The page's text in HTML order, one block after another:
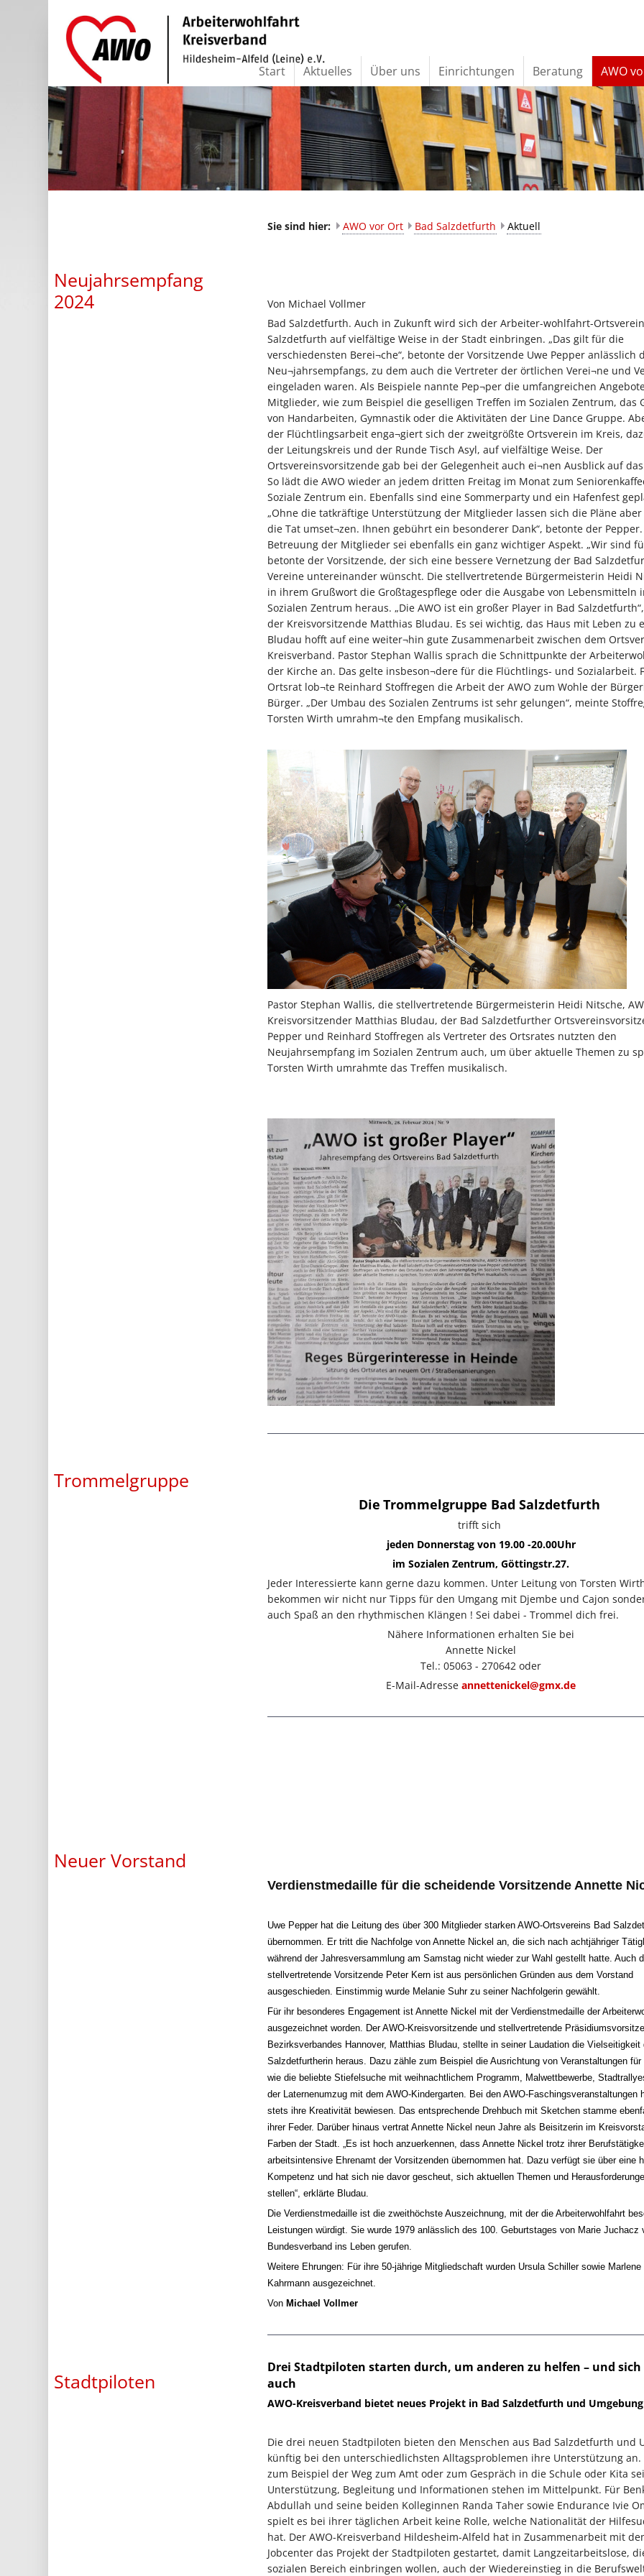
Sie sind hier: AWO vor Ort Bad Salzdetfurth Aktuell
Neujahrsempfang
2024
Von Michael Vollmer
Bad Salzdetfurth. Auch in Zukunft wird sich der Arbeiter-wohlfahrt-
Salzdetfurth auf vielfältige Weise in der Stadt einbringen. „Das gilt für die
verschiedensten Berei¬che“, betonte der Vorsitzende Uwe Pepper anlässlich
Neu¬jahrsempfangs, zu dem auch die Vertreter der örtlichen Verei¬ne und
eingeladen waren. Als Beispiele nannte Pep¬per die umfangreichen
Mitglieder, wie zum Beispiel die geselligen Treffen im Sozialen Zentrum, das
von Handarbeiten, Gymnastik oder die Aktivitäten der Line Dance Gruppe.
der Flüchtlingsarbeit enga¬giert sich der zweitgrößte Ortsverein im Kreis,
der Leitungskreis und der Runde Tisch Asyl, auf vielfältige Weise. Der
Ortsvereinsvorsitzende gab bei der Gelegenheit auch ei¬nen Ausblick auf das
So lädt die AWO wieder an jedem dritten Freitag im Monat zum
Soziale Zentrum ein. Ebenfalls sind eine Sommerparty und ein Hafenfest
„Ohne die tatkräftige Unterstützung der Mitglieder lassen sich die Pläne
die Tat umset¬zen. Ihnen gebührt ein besonderer Dank“, betonte der
Betreuung der Mitglieder sei ebenfalls ein ganz wichtiger Aspekt. „Wir sind
betonte der Vorsitzende, der sich eine bessere Vernetzung der Bad
Vereine untereinander wünscht. Die stellvertretende Bürgermeisterin Heidi
in ihrem Grußwort die Großtagespflege oder die Ausgabe von Lebensmitteln
Sozialen Zentrum heraus. „Die AWO ist ein großer Player in Bad
der Kreisvorsitzende Matthias Bludau. Es sei wichtig, das Haus mit Leben zu
Bludau hofft auf eine weiter¬hin gute Zusammenarbeit zwischen dem
Kreisverband. Pastor Stephan Wallis sprach die Schnittpunkte der
der Kirche an. Das gelte insbeson¬dere für die Flüchtlings- und Sozialarbeit.
Ortsrat lob¬te Reinhard Stoffregen die Arbeit der AWO zum Wohle der
Bürger. „Der Umbau des Sozialen Zentrums ist sehr gelungen“, meinte
Torsten Wirth umrahm¬te den Empfang musikalisch.
Pastor Stephan Wallis, die stellvertretende Bürgermeisterin Heidi Nitsche,
Kreisvorsitzender Matthias Bludau, der Bad Salzdetfurther
Pepper und Reinhard Stoffregen als Vertreter des Ortsrates nutzten den
Neujahrsempfang im Sozialen Zentrum auch, um über aktuelle Themen zu
Torsten Wirth umrahmte das Treffen musikalisch.
Trommelgruppe
Die Trommelgruppe Bad Salzdetfurth
trifft sich
jeden Donnerstag von 19.00 -20.00Uhr
im Sozialen Zentrum, Göttingstr.27.
Jeder Interessierte kann gerne dazu kommen. Unter Leitung von Torsten
bekommen wir nicht nur Tipps für den Umgang mit Djembe und Cajon
auch Spaß an den rhythmischen Klängen ! Sei dabei - Trommel dich frei.
Nähere Informationen erhalten Sie bei
Annette Nickel
Tel.: 05063 - 270642 oder
E-Mail-Adresse annettenickel@gmx.de
Neuer Vorstand
Verdienstmedaille für die scheidende Vorsitzende Annette
Uwe Pepper hat die Leitung des über 300 Mitglieder starken AWO-Ortsvereins Bad
übernommen. Er tritt die Nachfolge von Annette Nickel an, die sich nach achtjähriger
während der Jahresversammlung am Samstag nicht wieder zur Wahl gestellt hatte. Auch
stellvertretende Vorsitzende Peter Kern ist aus persönlichen Gründen aus dem Vorstand
ausgeschieden. Einstimmig wurde Melanie Suhr zu seiner Nachfolgerin gewählt.
Für ihr besonderes Engagement ist Annette Nickel mit der Verdienstmedaille der
ausgezeichnet worden. Der AWO-Kreisvorsitzende und stellvertretende
Bezirksverbandes Hannover, Matthias Bludau, stellte in seiner Laudation die Vielseitigkeit
Salzdetfurtherin heraus. Dazu zähle zum Beispiel die Ausrichtung von Veranstaltungen für
wie die beliebte Stiefelsuche mit weihnachtlichem Programm, Malwettbewerbe,
der Laternenumzug mit dem AWO-Kindergarten. Bei den AWO-Faschingsveranstaltungen
stets ihre Kreativität bewiesen. Das entsprechende Drehbuch mit Sketchen stamme
ihrer Feder. Darüber hinaus vertrat Annette Nickel neun Jahre als Beisitzerin im
Farben der Stadt. „Es ist hoch anzuerkennen, dass Annette Nickel trotz ihrer
arbeitsintensive Ehrenamt der Vorsitzenden übernommen hat. Dazu verfügt sie über eine
Kompetenz und hat sich nie davor gescheut, sich aktuellen Themen und
stellen“, erklärte Bludau.
Die Verdienstmedaille ist die zweithöchste Auszeichnung, mit der die Arbeiterwohlfahrt
Leistungen würdigt. Sie wurde 1979 anlässlich des 100. Geburtstages von Marie Juchacz
Bundesverband ins Leben gerufen.
Weitere Ehrungen: Für ihre 50-jährige Mitgliedschaft wurden Ursula Schiller sowie Marlene
Kahrmann ausgezeichnet.
Von Michael Vollmer
Stadtpiloten
Drei Stadtpiloten starten durch, um anderen zu helfen – und sich
auch
AWO-Kreisverband bietet neues Projekt in Bad Salzdetfurth und
Die drei neuen Stadtpiloten bieten den Menschen aus Bad Salzdetfurth und
künftig bei den unterschiedlichsten Alltagsproblemen ihre Unterstützung an.
zum Beispiel der Weg zum Amt oder zum Gespräch in die Schule oder Kita
Unterstützung, Begleitung und Informationen stehen im Mittelpunkt. Für
Abdullah und seine beiden Kolleginnen Randa Taher sowie Endurance Ivie
spielt es bei ihrer täglichen Arbeit keine Rolle, welche Nationalität der
hat. Der AWO-Kreisverband Hildesheim-Alfeld hat in Zusammenarbeit mit
Jobcenter das Projekt der Stadtpiloten gestartet, damit Langzeitarbeitslose,
sozialen Bereich einbringen wollen, auch der Wiedereinstieg in die
Start Aktuelles Über uns Einrichtungen Beratung AWO